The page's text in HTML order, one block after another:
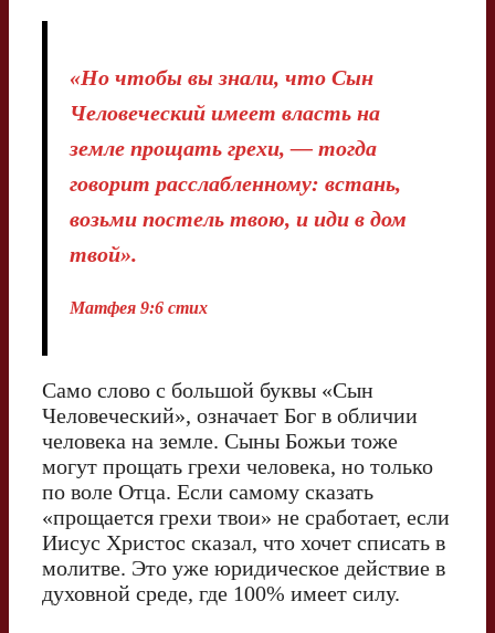
«Но чтобы вы знали, что Сын
Человеческий имеет власть на
земле прощать грехи, — тогда
говорит расслабленному: встань,
возьми постель твою, и иди в дом
твой».
Матфея 9:6 стих
Само слово с большой буквы «Сын
Человеческий», означает Бог в обличии
человека на земле. Сыны Божьи тоже
могут прощать грехи человека, но только
по воле Отца. Если самому сказать
«прощается грехи твои» не сработает, если
Иисус Христос сказал, что хочет списать в
молитве. Это уже юридическое действие в
духовной среде, где 100% имеет силу.